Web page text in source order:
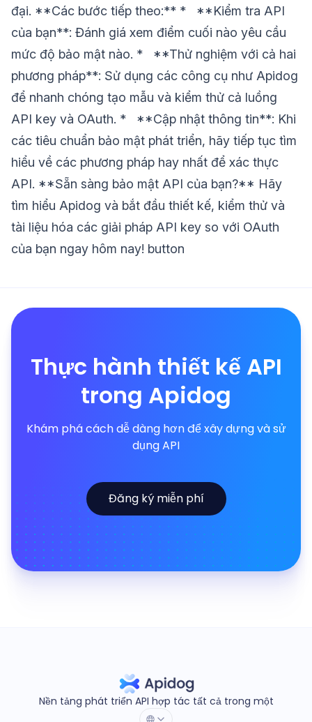
đại. **Các bước tiếp theo:** * **Kiểm tra API
của bạn**: Đánh giá xem điểm cuối nào yêu cầu
mức độ bảo mật nào. * **Thử nghiệm với cả hai
phương pháp**: Sử dụng các công cụ như Apidog
để nhanh chóng tạo mẫu và kiểm thử cả luồng
API key và OAuth. * **Cập nhật thông tin**: Khi
các tiêu chuẩn bảo mật phát triển, hãy tiếp tục tìm
hiểu về các phương pháp hay nhất để xác thực
API. **Sẵn sàng bảo mật API của bạn?** Hãy
tìm hiểu Apidog và bắt đầu thiết kế, kiểm thử và
tài liệu hóa các giải pháp API key so với OAuth
của bạn ngay hôm nay! button
Thực hành thiết kế API
trong Apidog
Khám phá cách dễ dàng hơn để xây dựng và sử
dụng API
Đăng ký miễn phí
Nền tảng phát triển API hợp tác tất cả trong một